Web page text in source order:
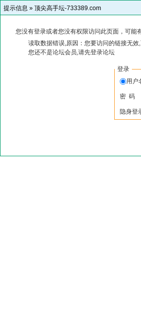
提示信息 » 顶尖高手坛-733389.com
您没有登录或者您没有权限访问此页面，可能
读取数据错误,原因：您要访问的链接无
您还不是论坛会员,请先登录论坛
登录
用户
密 码
隐身登